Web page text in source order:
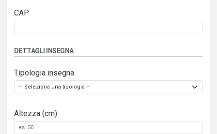
CAP
DETTAGLI INSEGNA
Tipologia insegna
Altezza (cm)